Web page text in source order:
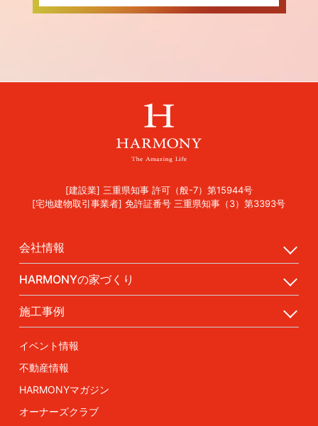
[建設業] 三重県知事 許可（般-7）第15944号
[宅地建物取引事業者] 免許証番号 三重県知事（3）第3393号
会社情報
HARMONYの家づくり
施工事例
イベント情報
不動産情報
HARMONYマガジン
オーナーズクラブ